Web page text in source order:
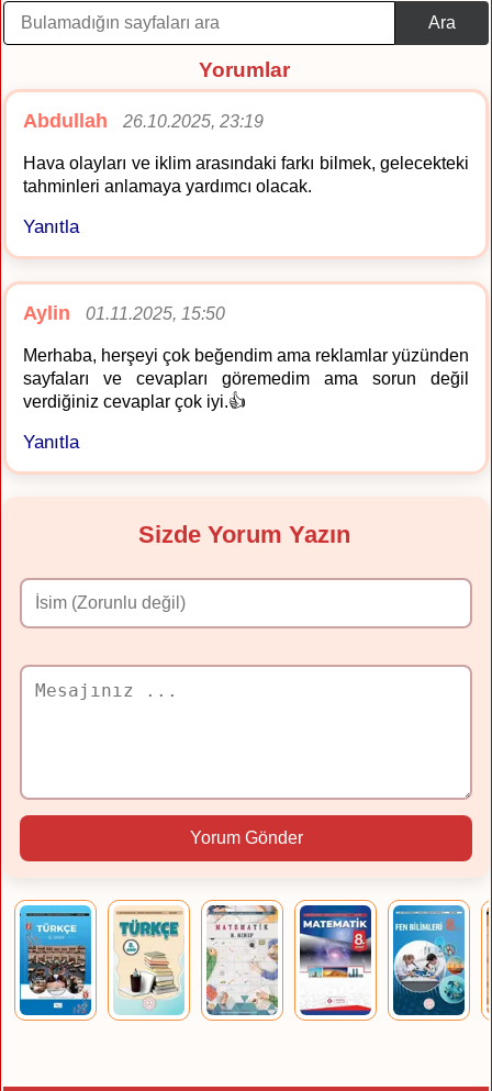
Ara
Yorumlar
Abdullah 26.10.2025, 23:19
Hava olayları ve iklim arasındaki farkı bilmek, gelecekteki
tahminleri anlamaya yardımcı olacak.
Yanıtla
Aylin 01.11.2025, 15:50
Merhaba, herşeyi çok beğendim ama reklamlar yüzünden
sayfaları ve cevapları göremedim ama sorun değil
verdiğiniz cevaplar çok iyi.👍
Yanıtla
Sizde Yorum Yazın
Yorum Gönder